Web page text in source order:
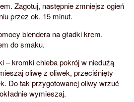
Zagotuj, następnie zmniejsz ogień
przez ok. 15 minut.
blendera na gładki krem.
do smaku.
– kromki chleba pokrój w niedużą
oliwę z oliwek, przeciśnięty
Do tak przygotowanej oliwy wrzuć
wymieszaj.